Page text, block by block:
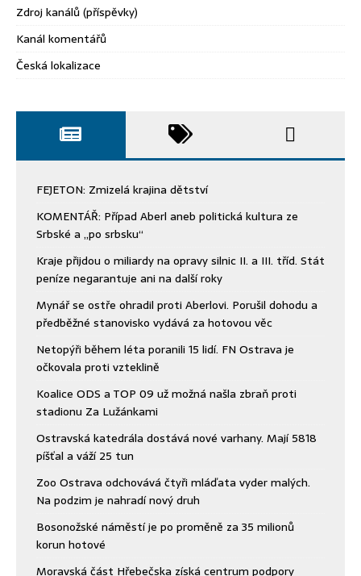
Zdroj kanálů (příspěvky)
Kanál komentářů
Česká lokalizace
FEJETON: Zmizelá krajina dětství
KOMENTÁŘ: Případ Aberl aneb politická kultura ze
Srbské a „po srbsku“
Kraje přijdou o miliardy na opravy silnic II. a III. tříd. Stát
peníze negarantuje ani na další roky
Mynář se ostře ohradil proti Aberlovi. Porušil dohodu a
předběžné stanovisko vydává za hotovou věc
Netopýři během léta poranili 15 lidí. FN Ostrava je
očkovala proti vzteklině
Koalice ODS a TOP 09 už možná našla zbraň proti
stadionu Za Lužánkami
Ostravská katedrála dostává nové varhany. Mají 5818
píšťal a váží 25 tun
Zoo Ostrava odchovává čtyři mláďata vyder malých.
Na podzim je nahradí nový druh
Bosonožské náměstí je po proměně za 35 milionů
korun hotové
Moravská část Hřebečska získá centrum podpory